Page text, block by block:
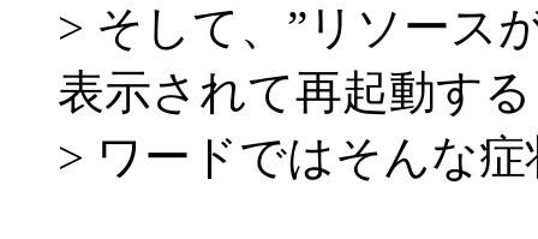
> そして、”リソース
表示されて再起動す
> ワードではそんな